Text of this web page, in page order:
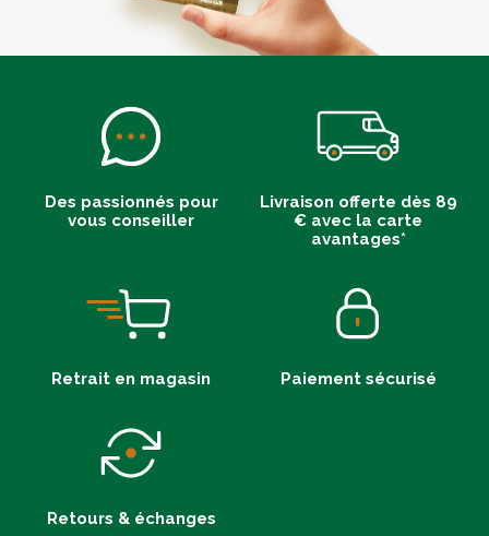
Des passionnés pour
vous conseiller
Livraison offerte dès 89
€ avec la carte
avantages*
Retrait en magasin Paiement sécurisé
Retours & échanges